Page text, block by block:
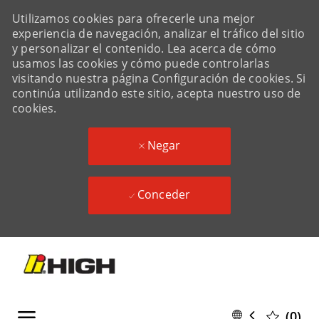
Utilizamos cookies para ofrecerle una mejor
experiencia de navegación, analizar el tráfico del sitio
y personalizar el contenido. Lea acerca de cómo
usamos las cookies y cómo puede controlarlas
visitando nuestra página Configuración de cookies. Si
continúa utilizando este sitio, acepta nuestro uso de
cookies.
Negar
Conceder
Language
Spanish